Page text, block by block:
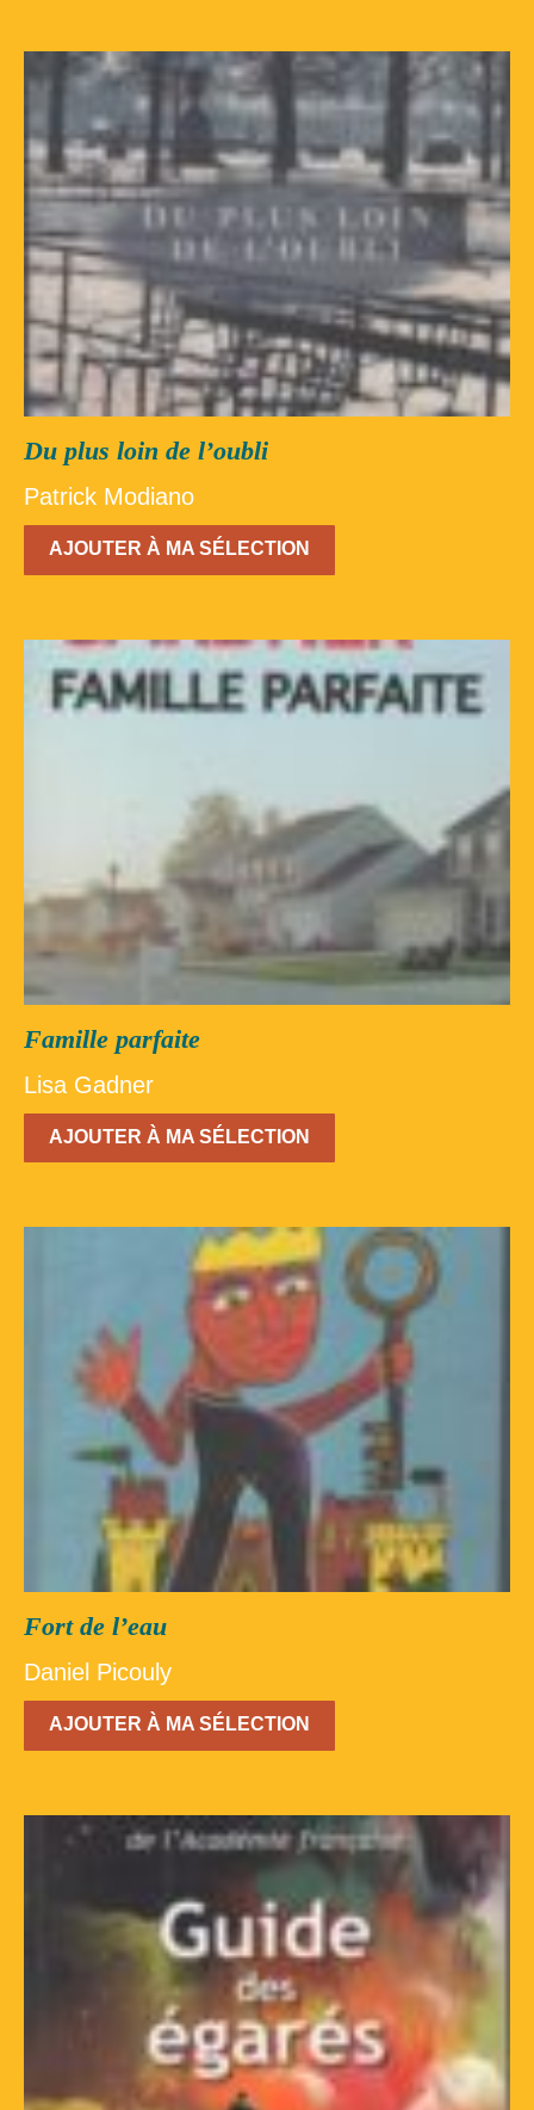
Du plus loin de l’oubli
Patrick Modiano
AJOUTER À MA SÉLECTION
Famille parfaite
Lisa Gadner
AJOUTER À MA SÉLECTION
Fort de l’eau
Daniel Picouly
AJOUTER À MA SÉLECTION